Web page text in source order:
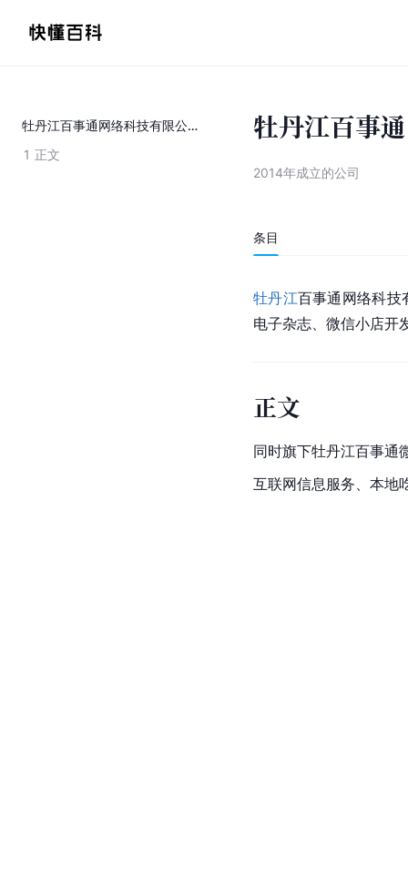
牡丹江百事通网络科技有限公司
1 正文
牡丹江百事
2014年成立的公司
条目
牡丹江百事通网络科技
电子杂志、微信小店开
正文
同时旗下牡丹江百事通
互联网信息服务、本地